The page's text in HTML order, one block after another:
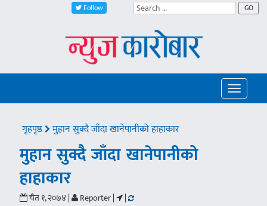
Follow GO
Toggle
गृहपृष्ठ मुहान सुक्दै जाँदा खानेपानीको हाहाकार
मुहान सुक्दै जाँदा खानेपानीको
हाहाकार
चैत १, २०७४ | Reporter | |